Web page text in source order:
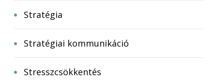
Stratégia
Stratégiai kommunikáció
Stresszcsökkentés